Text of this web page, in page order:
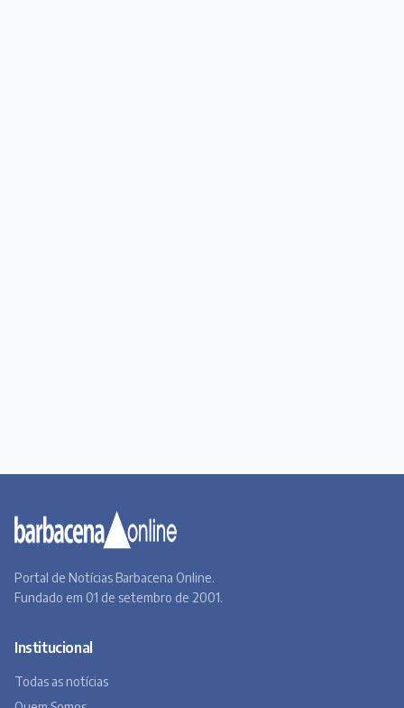
Portal de Notícias Barbacena Online.
Fundado em 01 de setembro de 2001.
Institucional
Todas as notícias